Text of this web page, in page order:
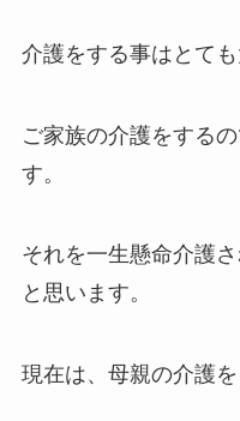
介護をする事はとても
ご家族の介護をする
す。
それを一生懸命介護
と思います。
現在は、母親の介護を